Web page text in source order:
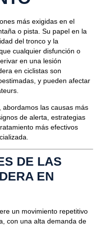
más exigidas en el
o pista. Su papel en la
del tronco y la
cualquier disfunción o
en una lesión
en ciclistas son
y pueden afectar
, abordamos las causas más
de alerta, estrategias
más efectivos
DE LAS
EN
un movimiento repetitivo
con una alta demanda de